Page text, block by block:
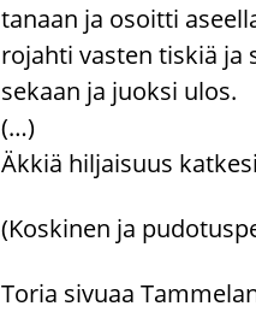
tanaan ja osoitti
rojahti vasten tiskiä ja
sekaan ja juoksi ulos.
(…)
Äkkiä hiljaisuus
(Koskinen ja
Toria sivuaa